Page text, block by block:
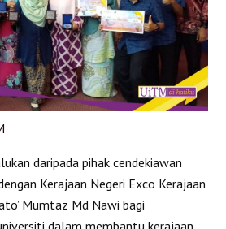
daripada pihak cendekiawan
Kerajaan Negeri Exco Kerajaan
Mumtaz Md Nawi bagi